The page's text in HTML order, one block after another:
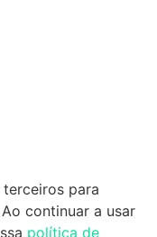
para
continuar a usar
política de